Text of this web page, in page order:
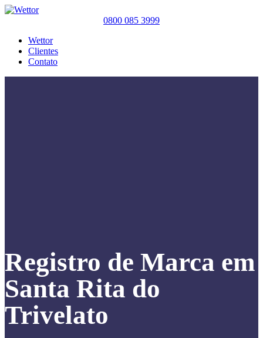
0800 085 3999
Wettor
Clientes
Contato
Registro de Marca em
Santa Rita do
Trivelato